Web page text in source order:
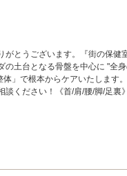
とうございます。『街の保健室
の土台となる骨盤を中心に "全
」で根本からケアいたします
ください！《首/肩/腰/脚/足裏》